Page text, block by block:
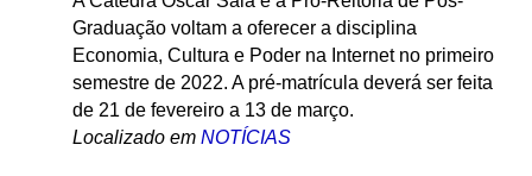
Graduação voltam a oferecer a disciplina
Economia, Cultura e Poder na Internet no primeiro
semestre de 2022. A pré-matrícula deverá ser feita
de 21 de fevereiro a 13 de março.
Localizado em NOTÍCIAS